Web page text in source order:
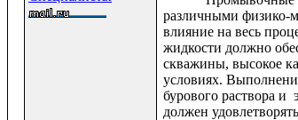
различными физико-
влияние на весь
жидкости должно
скважины, высокое
условиях.
бурового раствора и
должен